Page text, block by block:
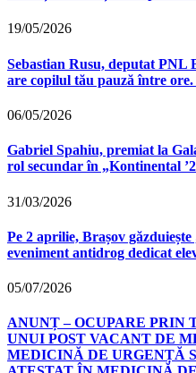
19/05/2026
Sebastian Rusu, deputat
are copilul tău pauză între
06/05/2026
Gabriel Spahiu, premiat la
rol secundar în „Kontinental
31/03/2026
Pe 2 aprilie, Brașov
eveniment antidrog dedicat
05/07/2026
ANUNȚ – OCUPARE PRIN
UNUI POST VACANT DE
MEDICINĂ DE URGENȚĂ